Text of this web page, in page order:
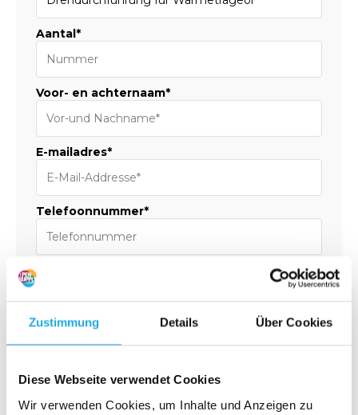
Zustimmung Details Über Cookies
Diese Webseite verwendet Cookies
Wir verwenden Cookies, um Inhalte und Anzeigen zu
Aantal*
Voor- en achternaam*
E-mailadres*
Telefoonnummer*
Bedrijfsnaam*
Medium*
Toerental (rpm)*